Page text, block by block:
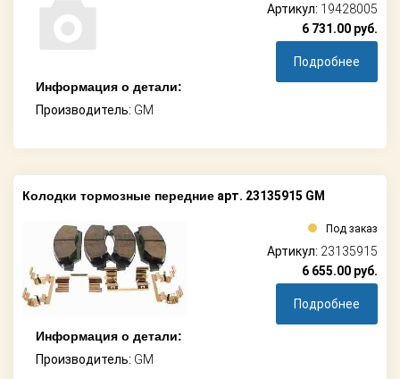
Информация о детали:
Производитель: GM
Артикул: 19428005
6 731.00 руб.
Подробнее
Колодки тормозные передние арт. 23135915 GM
Информация о детали:
Производитель: GM
Под заказ
Артикул: 23135915
6 655.00 руб.
Подробнее